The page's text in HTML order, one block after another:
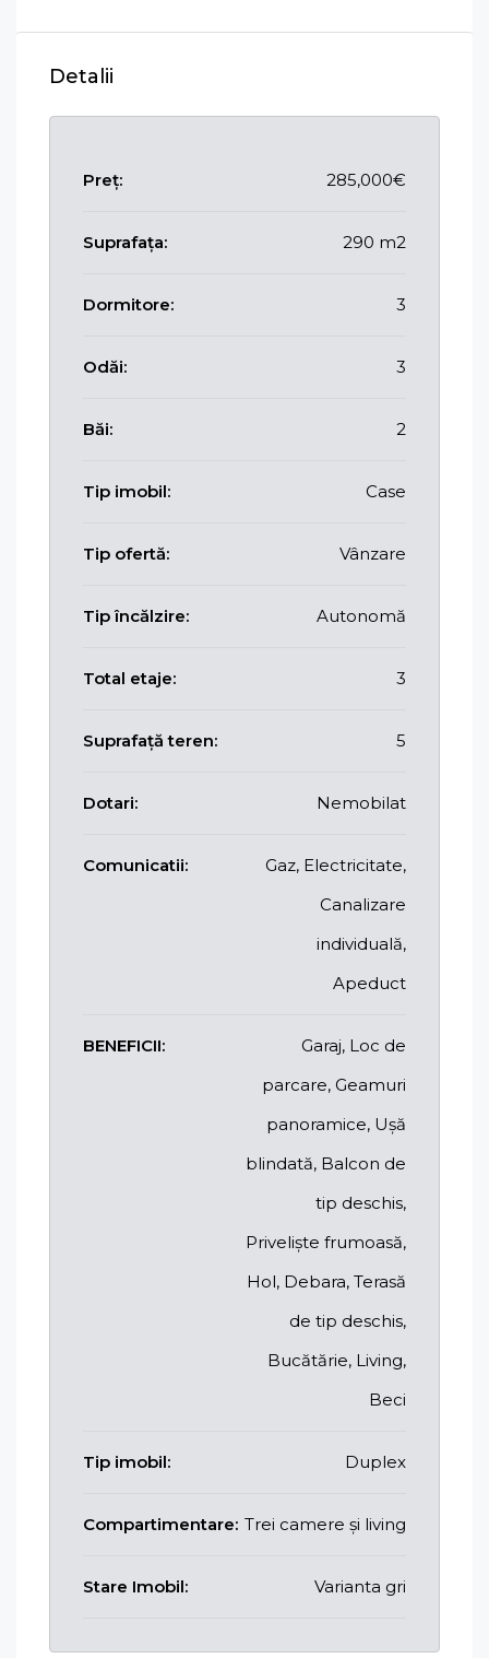
Detalii
Preț: 285,000€
Suprafața: 290 m2
Dormitore: 3
Odăi: 3
Băi: 2
Tip imobil: Case
Tip ofertă: Vânzare
Tip încălzire: Autonomă
Total etaje: 3
Suprafață teren: 5
Dotari: Nemobilat
Comunicatii:
Gaz, Electricitate,
Canalizare
individuală,
Apeduct
BENEFICII:
Garaj, Loc de
parcare, Geamuri
panoramice, Ușă
blindată, Balcon de
tip deschis,
Priveliște frumoasă,
Hol, Debara, Terasă
de tip deschis,
Bucătărie, Living,
Beci
Tip imobil: Duplex
Compartimentare: Trei camere și living
Stare Imobil: Varianta gri